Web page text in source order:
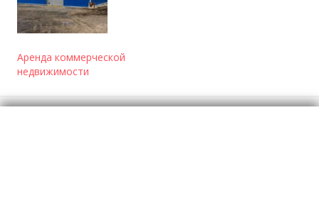
Аренда коммерческой
недвижимости